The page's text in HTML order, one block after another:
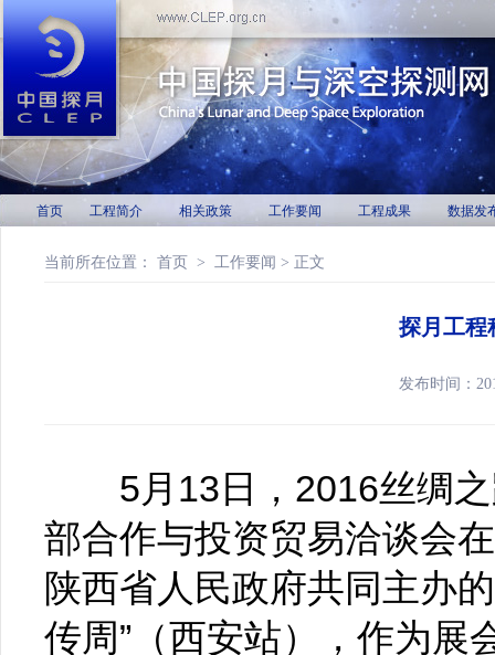
首页 工程简介 相关政策 工作要闻 工程成果 数据发
当前所在位置： 首页 > 工作要闻 > 正文
探月工程
发布时间：
5月13日，2016丝绸之
部合作与投资贸易洽谈会
陕西省人民政府共同主办
传周”（西安站），作为展